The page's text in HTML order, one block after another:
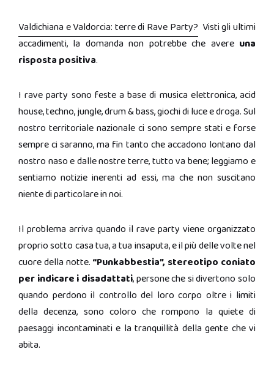
Valdichiana e Valdorcia: terre di Rave Party? Visti gli ultimi
accadimenti, la domanda non potrebbe che avere una
risposta positiva.
I rave party sono feste a base di musica elettronica, acid
house, techno, jungle, drum & bass, giochi di luce e droga. Sul
nostro territoriale nazionale ci sono sempre stati e forse
sempre ci saranno, ma fin tanto che accadono lontano dal
nostro naso e dalle nostre terre, tutto va bene; leggiamo e
sentiamo notizie inerenti ad essi, ma che non suscitano
niente di particolare in noi.
Il problema arriva quando il rave party viene organizzato
proprio sotto casa tua, a tua insaputa, e il più delle volte nel
cuore della notte. “Punkabbestia”, stereotipo coniato
per indicare i disadattati, persone che si divertono solo
quando perdono il controllo del loro corpo oltre i limiti
della decenza, sono coloro che rompono la quiete di
paesaggi incontaminati e la tranquillità della gente che vi
abita.